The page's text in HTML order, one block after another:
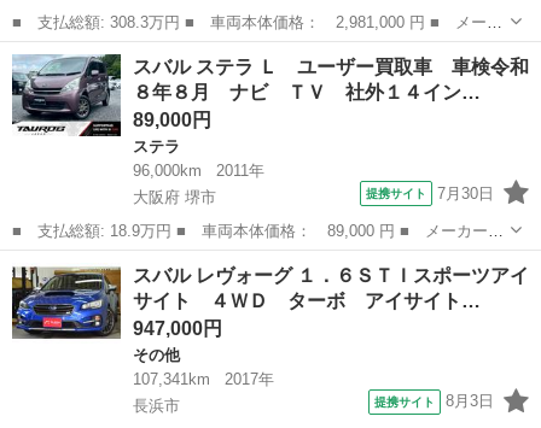
■ 支払総額: 308.3万円 ■ 車両本体価格： 2,981,000 円 ■ メーカ
ー名： スバル ■ 車種名： フォレスター ■ グレード名： ＸＴ
－エディション ■ 排気量： 1800cc ■ ドア枚数： 5D ■ ...
滋賀 守山市
スバル ステラ Ｌ ユーザー買取車 車検令和
８年８月 ナビ ＴＶ 社外１４イン…
89,000円
ステラ
96,000km
2011年
大阪府 堺市
提携サイト 7月30日
■ 支払総額: 18.9万円 ■ 車両本体価格： 89,000 円 ■ メーカー
名： スバル ■ 車種名： ステラ ■ グレード名： Ｌ ユーザー
買取車 車検令和８年８月 ナビ ＴＶ 社外１４インチアルミホイ
ール オートエ...
大阪 堺市
スバル レヴォーグ １．６ＳＴＩスポーツアイ
サイト ４ＷＤ ターボ アイサイト…
947,000円
その他
107,341km
2017年
長浜市
提携サイト 8月3日